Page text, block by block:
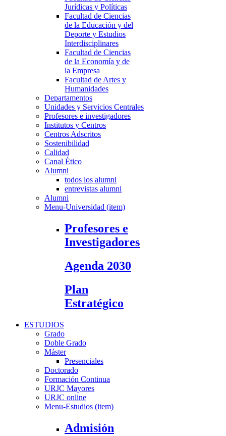
Jurídicas y Políticas
Facultad de Ciencias
de la Educación y del
Deporte y Estudios
Interdisciplinares
Facultad de Ciencias
de la Economía y de
la Empresa
Facultad de Artes y
Humanidades
Departamentos
Unidades y Servicios Centrales
Profesores e investigadores
Institutos y Centros
Centros Adscritos
Sostenibilidad
Calidad
Canal Ético
Alumni
todos los alumni
entrevistas alumni
Alumni
Menu-Universidad (item)
Profesores e
Investigadores
Agenda 2030
Plan
Estratégico
ESTUDIOS
Grado
Doble Grado
Máster
Presenciales
Doctorado
Formación Continua
URJC Mayores
URJC online
Menu-Estudios (item)
Admisión